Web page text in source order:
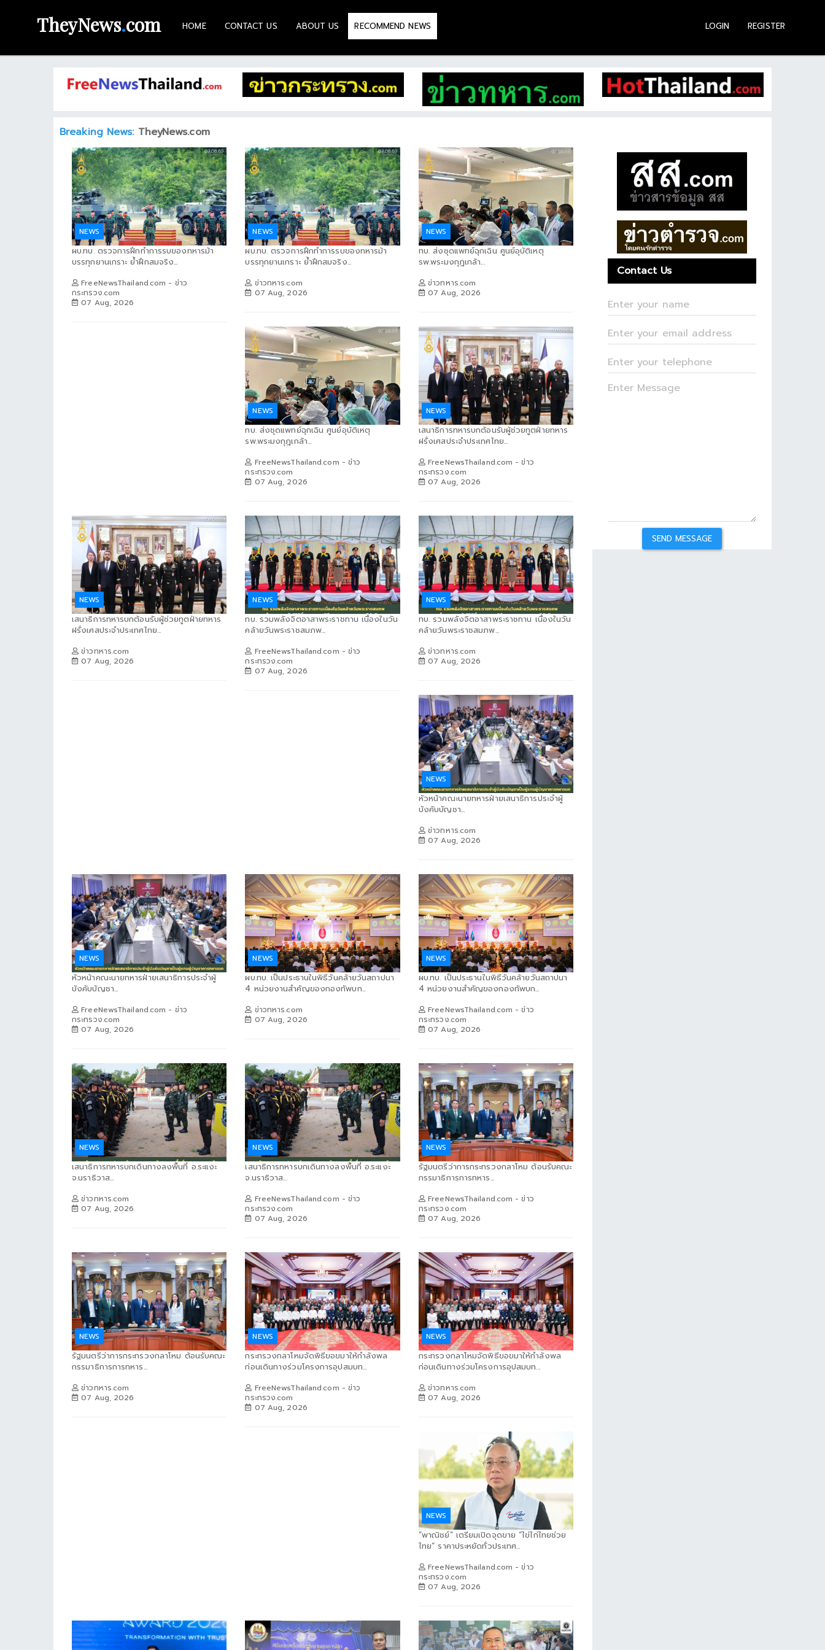
CONTACT
RECOMMEND
TheyNews.com HOME CONTACT US ABOUT US RECOMMEND NEWS LOGIN REGISTER
Breaking News:TheyNews.com
NEWS
ผบ.ทบ. ตรวจการฝึกทำการรบของทหารม้า
บรรทุกยานเกราะ ย้ำฝึกสมจริง...
FreeNewsThailand.com - ข่าว
กระทรวง.com
07 Aug, 2026
NEWS
ผบ.ทบ. ตรวจการฝึกทำการรบของทหารม้า
บรรทุกยานเกราะ ย้ำฝึกสมจริง...
ข่าวทหาร.com
07 Aug, 2026
NEWS
ทบ. ส่งชุดแพทย์ฉุกเฉิน ศูนย์อุบัติเหตุ
รพ.พระมงกุฎเกล้า...
ข่าวทหาร.com
07 Aug, 2026
NEWS
ทบ. ส่งชุดแพทย์ฉุกเฉิน ศูนย์อุบัติเหตุ
รพ.พระมงกุฎเกล้า...
FreeNewsThailand.com - ข่าว
กระทรวง.com
07 Aug, 2026
NEWS
เสนาธิการทหารบกต้อนรับผู้ช่วยทูตฝ่ายทหาร
ฝรั่งเศสประจำประเทศไทย...
FreeNewsThailand.com - ข่าว
กระทรวง.com
07 Aug, 2026
NEWS
เสนาธิการทหารบกต้อนรับผู้ช่วยทูตฝ่ายทหาร
ฝรั่งเศสประจำประเทศไทย...
ข่าวทหาร.com
07 Aug, 2026
NEWS
ทบ. รวมพลังจิตอาสาพระราชทาน เนื่องในวัน
คล้ายวันพระราชสมภพ...
FreeNewsThailand.com - ข่าว
กระทรวง.com
07 Aug, 2026
NEWS
ทบ. รวมพลังจิตอาสาพระราชทาน เนื่องในวัน
คล้ายวันพระราชสมภพ...
ข่าวทหาร.com
07 Aug, 2026
NEWS
หัวหน้าคณะนายทหารฝ่ายเสนาธิการประจำผู้
บังคับบัญชา...
ข่าวทหาร.com
07 Aug, 2026
NEWS
หัวหน้าคณะนายทหารฝ่ายเสนาธิการประจำผู้
บังคับบัญชา...
FreeNewsThailand.com - ข่าว
กระทรวง.com
07 Aug, 2026
NEWS
ผบ.ทบ. เป็นประธานในพิธีวันคล้ายวันสถาปนา
4 หน่วยงานสำคัญของกองทัพบก...
ข่าวทหาร.com
07 Aug, 2026
NEWS
ผบ.ทบ. เป็นประธานในพิธีวันคล้ายวันสถาปนา
4 หน่วยงานสำคัญของกองทัพบก...
FreeNewsThailand.com - ข่าว
กระทรวง.com
07 Aug, 2026
NEWS
เสนาธิการทหารบกเดินทางลงพื้นที่ อ.ระแงะ
จ.นราธิวาส...
ข่าวทหาร.com
07 Aug, 2026
NEWS
เสนาธิการทหารบกเดินทางลงพื้นที่ อ.ระแงะ
จ.นราธิวาส...
FreeNewsThailand.com - ข่าว
กระทรวง.com
07 Aug, 2026
NEWS
รัฐมนตรีว่าการกระทรวงกลาโหม ต้อนรับคณะ
กรรมาธิการการทหาร...
FreeNewsThailand.com - ข่าว
กระทรวง.com
07 Aug, 2026
NEWS
รัฐมนตรีว่าการกระทรวงกลาโหม ต้อนรับคณะ
กรรมาธิการการทหาร...
ข่าวทหาร.com
07 Aug, 2026
NEWS
กระทรวงกลาโหมจัดพิธีขอขมาให้กำลังพล
ก่อนเดินทางร่วมโครงการอุปสมบท...
FreeNewsThailand.com - ข่าว
กระทรวง.com
07 Aug, 2026
NEWS
กระทรวงกลาโหมจัดพิธีขอขมาให้กำลังพล
ก่อนเดินทางร่วมโครงการอุปสมบท...
ข่าวทหาร.com
07 Aug, 2026
NEWS
“พาณิชย์” เตรียมเปิดจุดขาย “ไข่ไก่ไทยช่วย
ไทย” ราคาประหยัดทั่วประเทศ...
FreeNewsThailand.com - ข่าว
กระทรวง.com
07 Aug, 2026
Contact Us
SEND MESSAGE